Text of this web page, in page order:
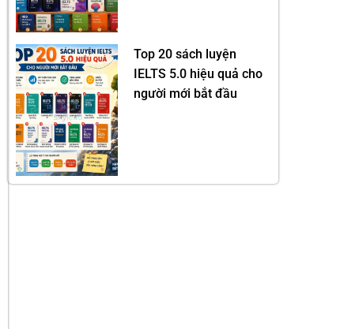
Top 20 sách luyện
IELTS 5.0 hiệu quả cho
người mới bắt đầu